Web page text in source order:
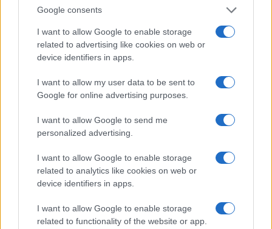
Google consents
I want to allow Google to enable storage
related to advertising like cookies on web or
device identifiers in apps.
I want to allow my user data to be sent to
Google for online advertising purposes.
I want to allow Google to send me
personalized advertising.
I want to allow Google to enable storage
related to analytics like cookies on web or
device identifiers in apps.
I want to allow Google to enable storage
related to functionality of the website or app.
spiagge paradisiache
Matteo Pellegrino · 8 Ago 2026
ALIMENTAZIONE